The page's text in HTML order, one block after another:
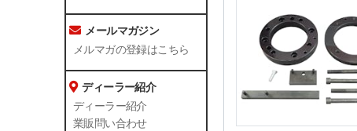
メールマガジン
メルマガの登録はこちら
ディーラー紹介
ディーラー紹介
業販問い合わせ